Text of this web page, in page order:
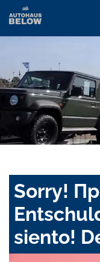
Sorry!
siento!